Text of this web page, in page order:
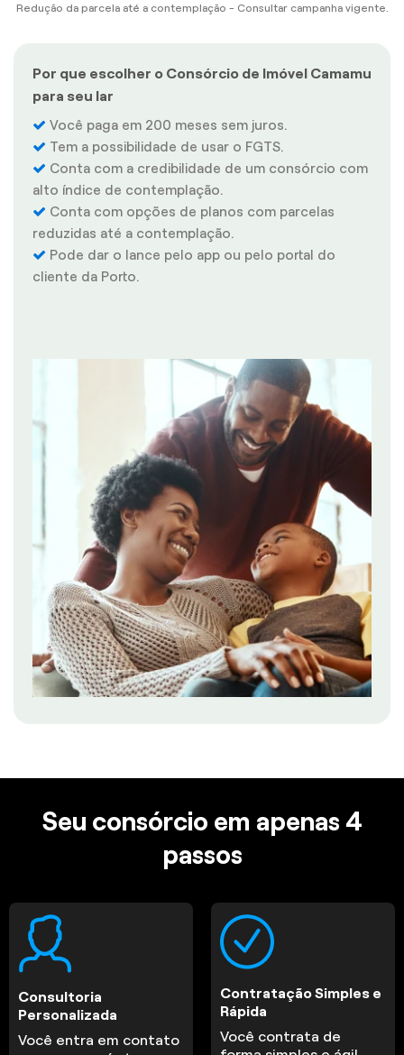
Redução da parcela até a contemplação - Consultar campanha vigente.
Por que escolher o Consórcio de Imóvel Camamu
para seu lar
Você paga em 200 meses sem juros.
Tem a possibilidade de usar o FGTS.
Conta com a credibilidade de um consórcio com
alto índice de contemplação.
Conta com opções de planos com parcelas
reduzidas até a contemplação.
Pode dar o lance pelo app ou pelo portal do
cliente da Porto.
Seu consórcio em apenas 4
passos
Consultoria
Personalizada
Você entra em contato
Contratação Simples e
Rápida
Você contrata de